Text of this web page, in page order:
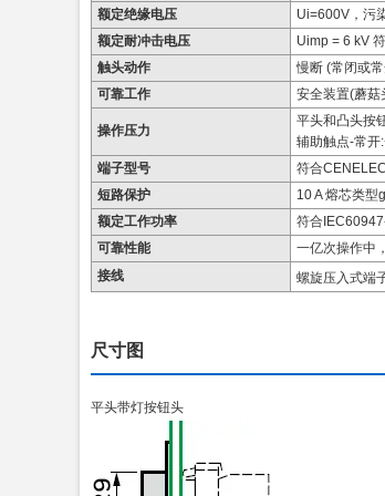
额定绝缘电压
Ui=600V，污
额定耐冲击电压
Uimp = 6 kV
触头动作
慢断 (常闭或
可靠工作
安全装置(蘑菇
操作压力
平头和凸头按
辅助触点-常开
端子型号
符合
短路保护
10 A 熔芯类
额定工作功率
符合
可靠性能
一亿次操作中
接线
螺旋压入式端
尺寸图
平头带灯按钮头